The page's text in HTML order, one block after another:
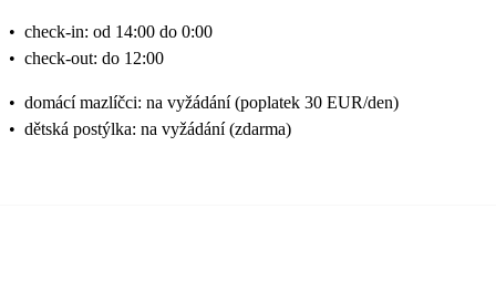
• check-in: od 14:00 do 0:00
• check-out: do 12:00
• domácí mazlíčci: na vyžádání (poplatek 30 EUR/den)
• dětská postýlka: na vyžádání (zdarma)